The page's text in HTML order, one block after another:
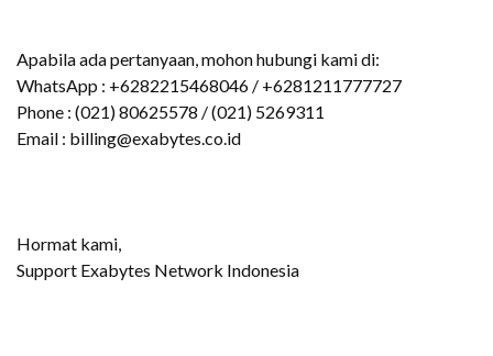
Apabila ada pertanyaan, mohon hubungi kami di:
WhatsApp : +6282215468046 / +6281211777727
Phone : (021) 80625578 / (021) 5269311
Email : billing@exabytes.co.id
Hormat kami,
Support Exabytes Network Indonesia